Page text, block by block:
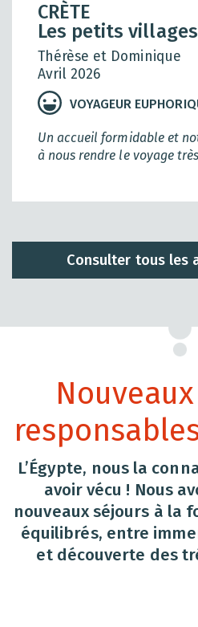
CRÈTE
Les petits
Thérèse et Dominique
Avril 2026
VOYAGEUR
Un accueil formidable et
à nous rendre le voyage
Consulter tous les
L’Égypte, nous la
avoir vécu ! Nous
nouveaux séjours à la
équilibrés, entre
et découverte des